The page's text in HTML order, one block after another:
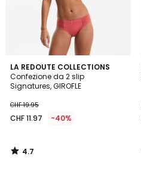
LA REDOUTE COLLECTIONS
Confezione da 2 slip
Signatures, GIROFLE
CHF 19.95
CHF 11.97 -40%
4.7
/ 5
4.7
/